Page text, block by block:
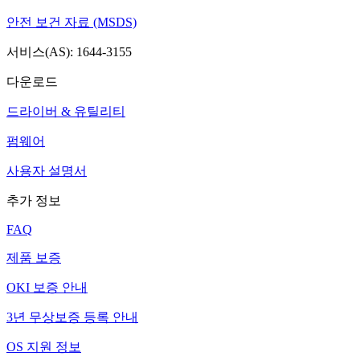
안전 보건 자료 (MSDS)
서비스(AS): 1644-3155
다운로드
드라이버 & 유틸리티
펌웨어
사용자 설명서
추가 정보
FAQ
제품 보증
OKI 보증 안내
3년 무상보증 등록 안내
OS 지원 정보